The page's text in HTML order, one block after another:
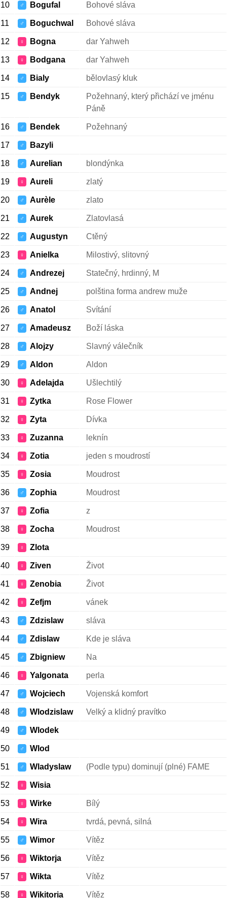
10 ♂ Bogufal Bohové sláva
11 ♂ Boguchwal Bohové sláva
12 ♀ Bogna dar Yahweh
13 ♀ Bodgana dar Yahweh
14 ♂ Bialy bělovlasý kluk
15 ♂ Bendyk
Požehnaný, který přichází ve jménu
Páně
16 ♂ Bendek Požehnaný
17 ♂ Bazyli
18 ♂ Aurelian blondýnka
19 ♀ Aureli zlatý
20 ♂ Aurèle zlato
21 ♂ Aurek Zlatovlasá
22 ♂ Augustyn Ctěný
23 ♀ Anielka Milostivý, slitovný
24 ♂ Andrezej Statečný, hrdinný, M
25 ♂ Andnej polština forma andrew muže
26 ♂ Anatol Svítání
27 ♂ Amadeusz Boží láska
28 ♂ Alojzy Slavný válečník
29 ♂ Aldon Aldon
30 ♀ Adelajda Ušlechtilý
31 ♀ Zytka Rose Flower
32 ♀ Zyta Dívka
33 ♀ Zuzanna leknín
34 ♀ Zotia jeden s moudrostí
35 ♀ Zosia Moudrost
36 ♂ Zophia Moudrost
37 ♀ Zofia z
38 ♀ Zocha Moudrost
39 ♀ Zlota
40 ♀ Ziven Život
41 ♀ Zenobia Život
42 ♀ Zefjm vánek
43 ♂ Zdzislaw sláva
44 ♂ Zdislaw Kde je sláva
45 ♂ Zbigniew Na
46 ♀ Yalgonata perla
47 ♂ Wojciech Vojenská komfort
48 ♂ Wlodzislaw Velký a klidný pravítko
49 ♂ Wlodek
50 ♂ Wlod
51 ♂ Wladyslaw (Podle typu) dominují (plné) FAME
52 ♀ Wisia
53 ♀ Wirke Bílý
54 ♀ Wira tvrdá, pevná, silná
55 ♂ Wimor Vítěz
56 ♀ Wiktorja Vítěz
57 ♀ Wikta Vítěz
58 ♀ Wikitoria Vítěz